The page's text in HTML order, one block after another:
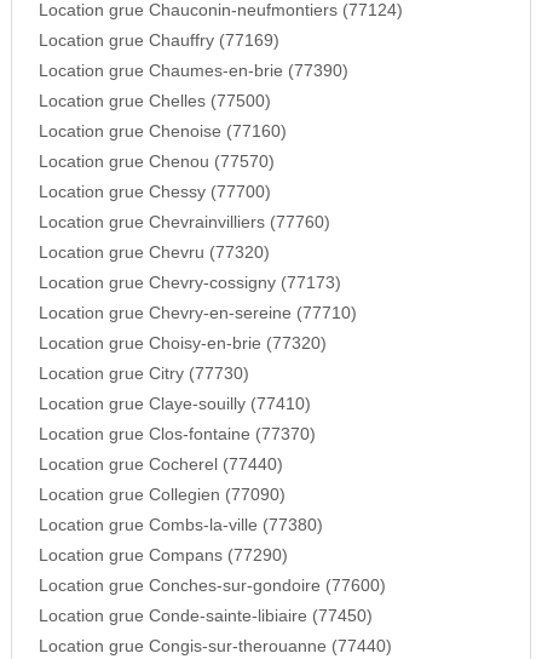
Location grue Chauconin-neufmontiers (77124)
Location grue Chauffry (77169)
Location grue Chaumes-en-brie (77390)
Location grue Chelles (77500)
Location grue Chenoise (77160)
Location grue Chenou (77570)
Location grue Chessy (77700)
Location grue Chevrainvilliers (77760)
Location grue Chevru (77320)
Location grue Chevry-cossigny (77173)
Location grue Chevry-en-sereine (77710)
Location grue Choisy-en-brie (77320)
Location grue Citry (77730)
Location grue Claye-souilly (77410)
Location grue Clos-fontaine (77370)
Location grue Cocherel (77440)
Location grue Collegien (77090)
Location grue Combs-la-ville (77380)
Location grue Compans (77290)
Location grue Conches-sur-gondoire (77600)
Location grue Conde-sainte-libiaire (77450)
Location grue Congis-sur-therouanne (77440)